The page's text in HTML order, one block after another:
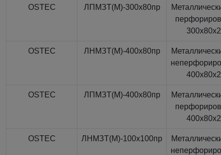
OSTEC ЛПМЗТ(М)-300x80пр
OSTEC ЛНМЗТ(М)-400x80пр
OSTEC ЛПМЗТ(М)-400x80пр
OSTEC ЛНМЗТ(М)-100x100пр